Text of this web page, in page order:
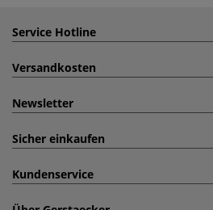
Service Hotline
Versandkosten
Newsletter
Sicher einkaufen
Kundenservice